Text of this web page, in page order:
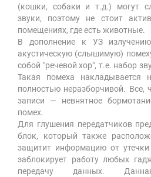
(кошки, собаки и т.д.) могут
звуки, поэтому не стоит
помещениях, где есть животные.
В дополнение к УЗ
акустическую (слышимую)
собой "речевой хор", т.е. набор
Такая помеха накладывается
полностью неразборчивой.
записи — невнятное
помех.
Для глушения передатчиков
блок, который также
защитит информацию от
заблокирует работу любых
передачу данных.